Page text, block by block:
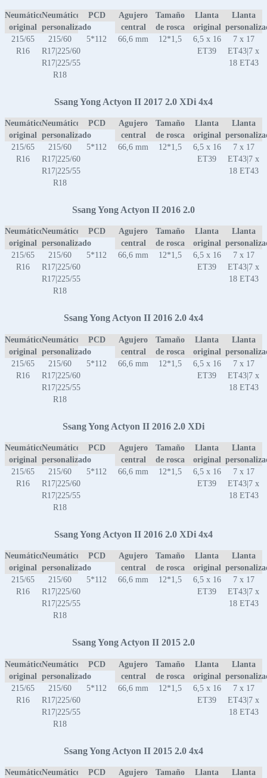
Neumático
original
Neumático
personalizado
PCD
Agujero
central
Tamaño
de rosca
Llanta
original
Llanta
215/65
R16
215/60
R17|225/60
R17|225/55
R18
5*112 66,6 mm 12*1,5
6,5 x 16
ET39
7 x 17
ET43|7 x
18 ET43
Ssang Yong Actyon II 2017 2.0 XDi 4x4
Neumático
original
Neumático
personalizado
PCD
Agujero
central
Tamaño
de rosca
Llanta
original
Llanta
215/65
R16
215/60
R17|225/60
R17|225/55
R18
5*112 66,6 mm 12*1,5
6,5 x 16
ET39
7 x 17
ET43|7 x
18 ET43
Ssang Yong Actyon II 2016 2.0
Neumático
original
Neumático
personalizado
PCD
Agujero
central
Tamaño
de rosca
Llanta
original
Llanta
215/65
R16
215/60
R17|225/60
R17|225/55
R18
5*112 66,6 mm 12*1,5
6,5 x 16
ET39
7 x 17
ET43|7 x
18 ET43
Ssang Yong Actyon II 2016 2.0 4x4
Neumático
original
Neumático
personalizado
PCD
Agujero
central
Tamaño
de rosca
Llanta
original
Llanta
215/65
R16
215/60
R17|225/60
R17|225/55
R18
5*112 66,6 mm 12*1,5
6,5 x 16
ET39
7 x 17
ET43|7 x
18 ET43
Ssang Yong Actyon II 2016 2.0 XDi
Neumático
original
Neumático
personalizado
PCD
Agujero
central
Tamaño
de rosca
Llanta
original
Llanta
215/65
R16
215/60
R17|225/60
R17|225/55
R18
5*112 66,6 mm 12*1,5
6,5 x 16
ET39
7 x 17
ET43|7 x
18 ET43
Ssang Yong Actyon II 2016 2.0 XDi 4x4
Neumático
original
Neumático
personalizado
PCD
Agujero
central
Tamaño
de rosca
Llanta
original
Llanta
215/65
R16
215/60
R17|225/60
R17|225/55
R18
5*112 66,6 mm 12*1,5
6,5 x 16
ET39
7 x 17
ET43|7 x
18 ET43
Ssang Yong Actyon II 2015 2.0
Neumático
original
Neumático
personalizado
PCD
Agujero
central
Tamaño
de rosca
Llanta
original
Llanta
215/65
R16
215/60
R17|225/60
R17|225/55
R18
5*112 66,6 mm 12*1,5
6,5 x 16
ET39
7 x 17
ET43|7 x
18 ET43
Ssang Yong Actyon II 2015 2.0 4x4
NeumáticoNeumático
PCD
Agujero
Tamaño
Llanta
Llanta